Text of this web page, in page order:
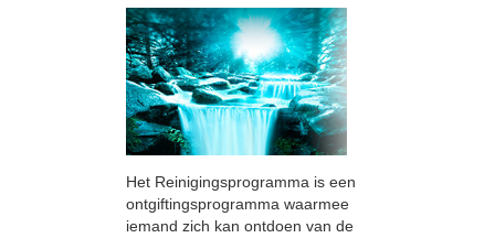
Het Reinigingsprogramma is een
ontgiftingsprogramma waarmee
iemand zich kan ontdoen van de